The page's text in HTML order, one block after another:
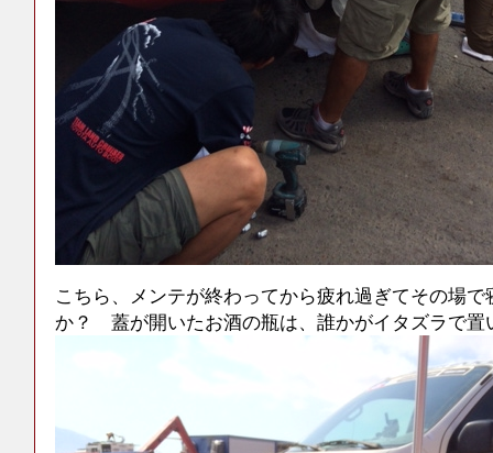
こちら、メンテが終わってから疲れ過ぎてその場
か？ 蓋が開いたお酒の瓶は、誰かがイタズラで